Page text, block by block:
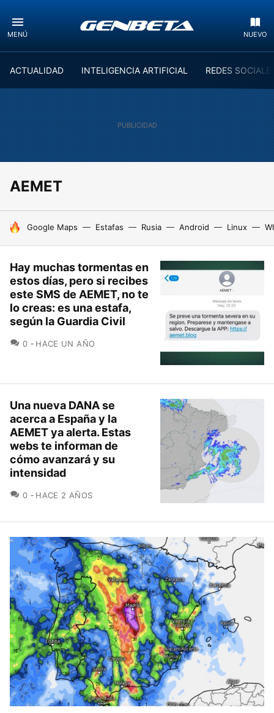
MENÚ NUEVO
ACTUALIDAD INTELIGENCIA ARTIFICIAL REDES
AEMET
HOY SE HABLA DE
Google Maps Estafas Rusia Android Linux
Hay muchas tormentas en
estos días, pero si recibes
este SMS de AEMET, no te
lo creas: es una estafa,
según la Guardia Civil
0 COMENTARIOS
HACE UN AÑO
Una nueva DANA se
acerca a España y la
AEMET ya alerta. Estas
webs te informan de
cómo avanzará y su
intensidad
0 COMENTARIOS
HACE 2 AÑOS